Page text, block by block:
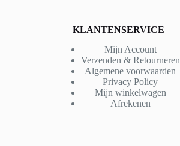
KLANTENSERVICE
Mijn Account
Verzenden & Retourneren
Algemene voorwaarden
Privacy Policy
Mijn winkelwagen
Afrekenen